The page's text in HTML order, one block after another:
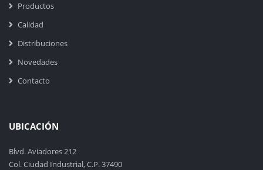
Productos
Calidad
Distribuciones
Novedades
Contacto
UBICACIÓN
Blvd. Aviadores 212
Col. Ciudad Industrial, C.P. 37490